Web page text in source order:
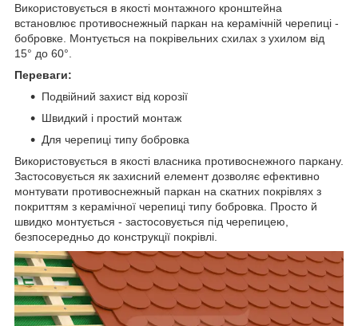
Використовується в якості монтажного кронштейна
встановлює противоснежный паркан на керамічній черепиці -
бобровке. Монтується на покрівельних схилах з ухилом від
15° до 60°.
Переваги:
Подвійний захист від корозії
Швидкий і простий монтаж
Для черепиці типу бобровка
Використовується в якості власника противоснежного паркану.
Застосовується як захисний елемент дозволяє ефективно
монтувати противоснежный паркан на скатних покрівлях з
покриттям з керамічної черепиці типу бобровка. Просто й
швидко монтується - застосовується під черепицею,
безпосередньо до конструкції покрівлі.